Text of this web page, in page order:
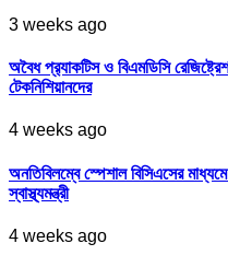
3 weeks ago
অবৈধ প্র‍্যাকটিস ও বিএমডিসি
টেকনিশিয়ানদের
4 weeks ago
অনতিবিলম্বে স্পেশাল বিসিএসের
স্বাস্থ্যমন্ত্রী
4 weeks ago